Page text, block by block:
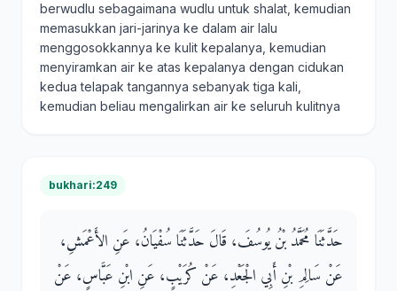
berwudlu sebagaimana wudlu untuk shalat, kemudian
memasukkan jari-jarinya ke dalam air lalu
menggosokkannya ke kulit kepalanya, kemudian
menyiramkan air ke atas kepalanya dengan cidukan
kedua telapak tangannya sebanyak tiga kali,
kemudian beliau mengalirkan air ke seluruh kulitnya
bukhari:249
حَدَّثَنَا مُحَمَّدُ بْنُ يُوسُفَ، قَالَ حَدَّثَنَا سُفْيَانُ، عَنِ الأَعْمَشِ،
عَنْ سَالِمِ بْنِ أَبِي الْجَعْدِ، عَنْ كُرَيْبٍ، عَنِ ابْنِ عَبَّاسٍ، عَنْ